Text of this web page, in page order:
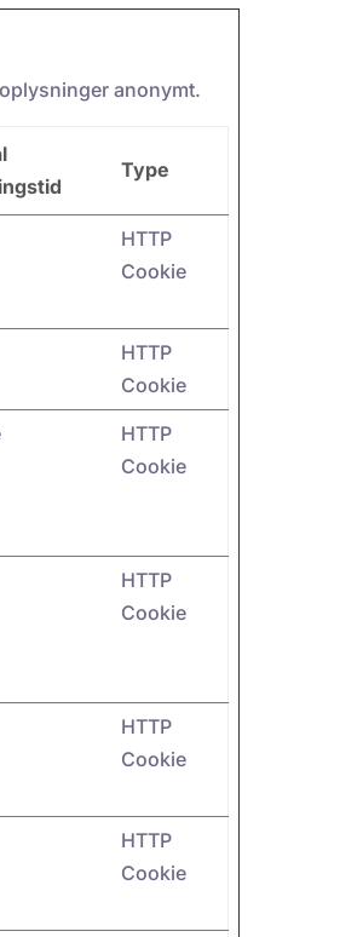
anonymt.
Type
HTTP
Cookie
HTTP
Cookie
HTTP
Cookie
HTTP
Cookie
HTTP
Cookie
HTTP
Cookie